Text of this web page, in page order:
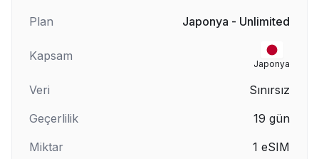
Plan Japonya - Unlimited
Kapsam
Japonya
Veri
Sınırsız
Geçerlilik
19 gün
Miktar
1 eSIM